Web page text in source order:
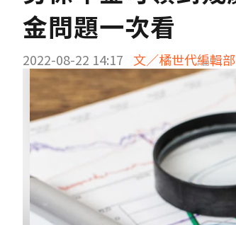
金問題一次看
2022-08-22 14:17 文／橘世代編輯部